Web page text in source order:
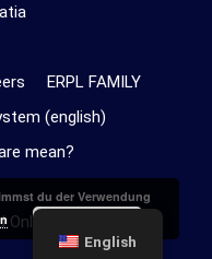
ERPL FAMILY
(english)
mean?
English
du der Verwendung